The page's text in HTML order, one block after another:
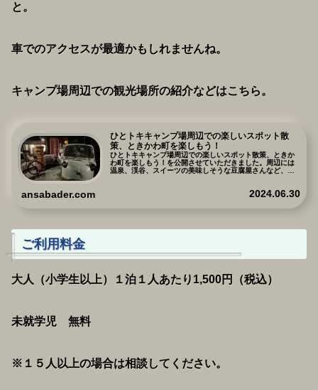
と。
車でのアクセスが最適かもしれませんね。
キャンプ場周辺での観光場所の紹介などはこちら。
ひとトキキャンプ場周辺での楽しいスポット散
策、ときかわ町を楽しもう！
ひとトキキャンプ場周辺での楽しいスポット散策、ときか
わ町を楽しもう！を公開させていただきました。周辺には
温泉、渓谷、スイーツの美味しそうな豆腐屋さんなど、探
ろ？を書いてみましたので、ぜひご参考にしてしてくださ
ansabader.com 2024.06.30
ご利用料金
大人（小学生以上）１泊１人あたり1,500円（税込）
未就学児 無料
※１５人以上の場合は相談してください。